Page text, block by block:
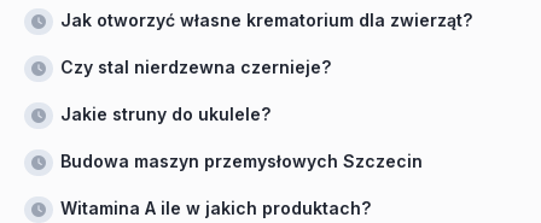
Jak otworzyć własne krematorium dla zwierząt?
Czy stal nierdzewna czernieje?
Jakie struny do ukulele?
Budowa maszyn przemysłowych Szczecin
Witamina A ile w jakich produktach?